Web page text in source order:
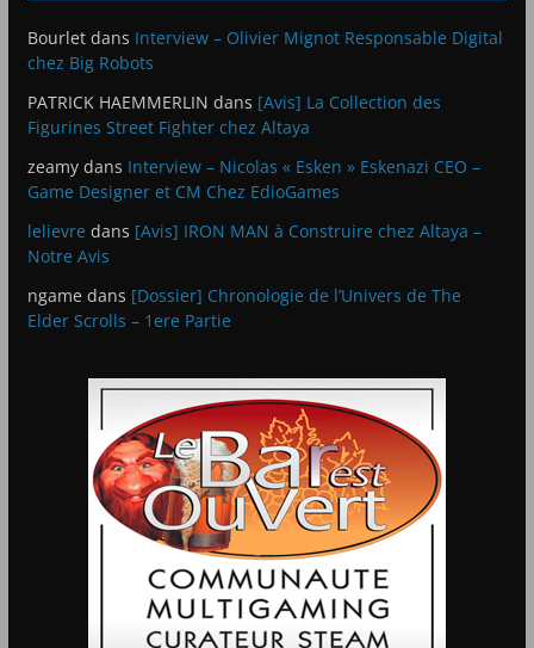
Bourletdans Interview – Olivier Mignot Responsable Digital
chez Big Robots
PATRICK HAEMMERLIN dans [Avis] La Collection des
Figurines Street Fighter chez Altaya
zeamydans Interview – Nicolas « Esken » Eskenazi CEO –
Game Designer et CM Chez EdioGames
lelievre dans [Avis] IRON MAN à Construire chez Altaya –
Notre Avis
ngame dans [Dossier] Chronologie de l’Univers de The
Elder Scrolls – 1ere Partie